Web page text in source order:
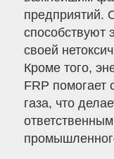
предприятий.
способствуют
своей
Кроме того,
FRP помогает
газа, что